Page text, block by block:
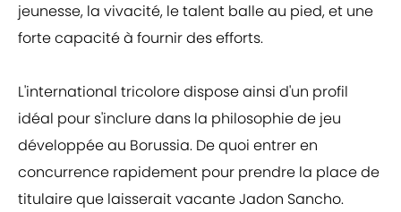
jeunesse, la vivacité, le talent balle au pied, et une
forte capacité à fournir des efforts.
L'international tricolore dispose ainsi d'un profil
idéal pour s'inclure dans la philosophie de jeu
développée au Borussia. De quoi entrer en
concurrence rapidement pour prendre la place de
titulaire que laisserait vacante Jadon Sancho.